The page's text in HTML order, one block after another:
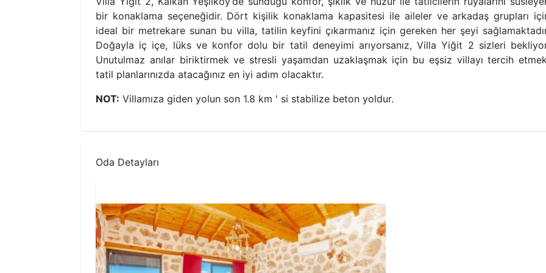
bir konaklama seçeneğidir. Dört kişilik konaklama kapasitesi ile aileler ve arkadaş grupları
ideal bir metrekare sunan bu villa, tatilin keyfini çıkarmanız için gereken her şeyi
Doğayla iç içe, lüks ve konfor dolu bir tatil deneyimi arıyorsanız, Villa Yiğit 2 sizleri
Unutulmaz anılar biriktirmek ve stresli yaşamdan uzaklaşmak için bu eşsiz villayı tercih
tatil planlarınızda atacağınız en iyi adım olacaktır.
NOT: Villamıza giden yolun son 1.8 km ' si stabilize beton yoldur.
Oda Detayları